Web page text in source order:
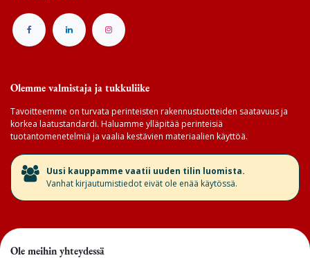
Olemme valmistaja ja tukkuliike
Tavoitteemme on turvata perinteisten rakennustuotteiden saatavuus ja
korkea laatustandardi. Haluamme ylläpitää perinteisiä
tuotantomenetelmiä ja vaalia kestävien materiaalien käyttöä.
​Uusi kauppamme vaatii uuden tilin luomista.
Vanhat kirjautumistiedot eivät ole enää käytössä.
Ole meihin yhteydessä